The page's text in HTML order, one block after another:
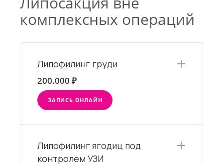
комплексных операций
Липофилинг груди
200.000 ₽
ЗАПИСЬ ОНЛАЙН
Липофилинг ягодиц под
контролем УЗИ